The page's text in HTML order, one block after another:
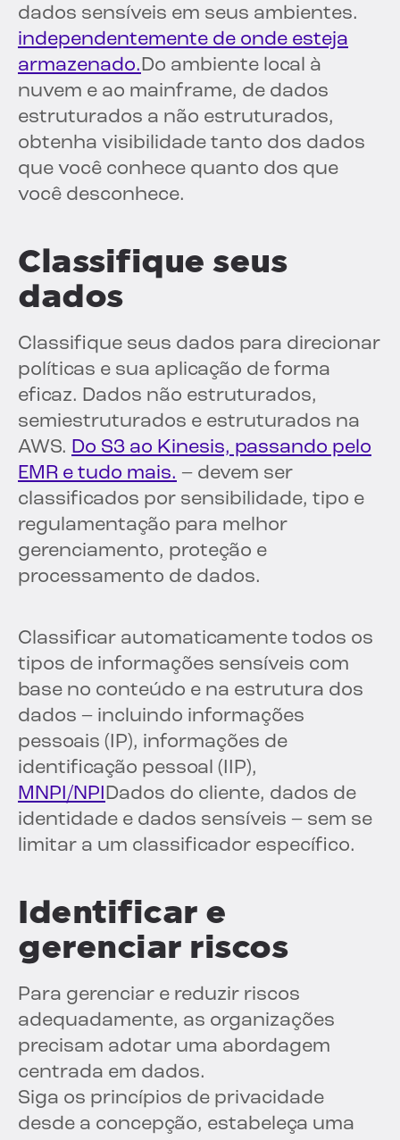
dados sensíveis em seus ambientes.
independentemente de onde esteja
armazenado.Do ambiente local à
nuvem e ao mainframe, de dados
estruturados a não estruturados,
obtenha visibilidade tanto dos dados
que você conhece quanto dos que
você desconhece.
Classifique seus
dados
Classifique seus dados para direcionar
políticas e sua aplicação de forma
eficaz. Dados não estruturados,
semiestruturados e estruturados na
AWS. Do S3 ao Kinesis, passando pelo
EMR e tudo mais. – devem ser
classificados por sensibilidade, tipo e
regulamentação para melhor
gerenciamento, proteção e
processamento de dados.
Classificar automaticamente todos os
tipos de informações sensíveis com
base no conteúdo e na estrutura dos
dados – incluindo informações
pessoais (IP), informações de
identificação pessoal (IIP),
MNPI/NPIDados do cliente, dados de
identidade e dados sensíveis – sem se
limitar a um classificador específico.
Identificar e
gerenciar riscos
Para gerenciar e reduzir riscos
adequadamente, as organizações
precisam adotar uma abordagem
centrada em dados.
Siga os princípios de privacidade
desde a concepção, estabeleça uma